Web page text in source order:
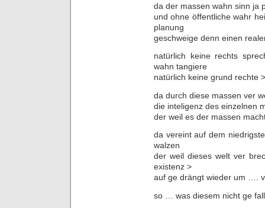
da der massen wahn sinn ja
und ohne öffentliche wahr
planung
geschweige denn einen
natürlich keine rechts
wahn tangiere
natürlich keine grund rechte
da durch diese massen ver
die inteligenz des einzelnen
der weil es der massen
da vereint auf dem
walzen
der weil dieses welt ver
existenz >
auf ge drängt wieder um ….
so … was diesem nicht ge